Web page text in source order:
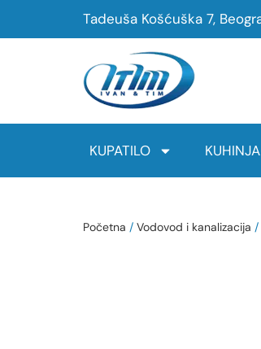
Tadeuša Košćuška 7,
KUPATILO KUHINJA
Početna / Vodovod i kanalizacija /